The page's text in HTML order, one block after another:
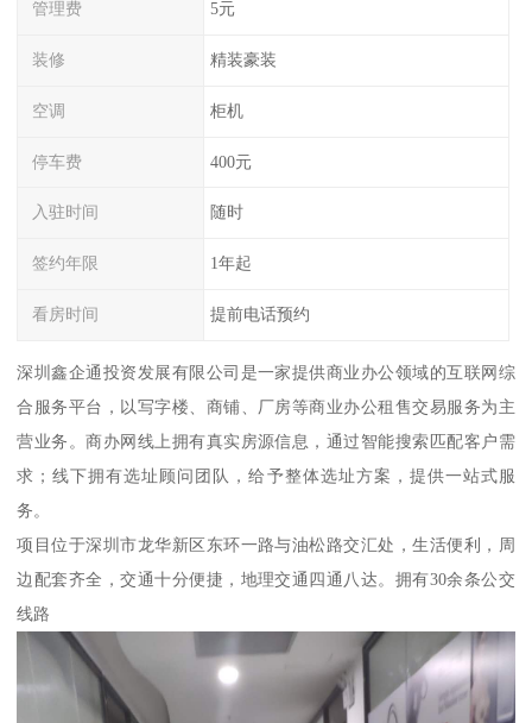
管理费 5元
装修 精装豪装
空调 柜机
停车费 400元
入驻时间 随时
签约年限 1年起
看房时间 提前电话预约
深圳鑫企通投资发展有限公司是一家提供商业办公领域的互联网综
合服务平台，以写字楼、商铺、厂房等商业办公租售交易服务为主
营业务。商办网线上拥有真实房源信息，通过智能搜索匹配客户需
求；线下拥有选址顾问团队，给予整体选址方案，提供一站式服
务。
项目位于深圳市龙华新区东环一路与油松路交汇处，生活便利，周
边配套齐全，交通十分便捷，地理交通四通八达。拥有30余条公交
线路